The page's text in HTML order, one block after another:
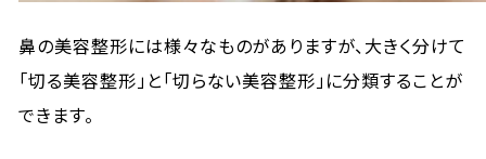
鼻の美容整形には様々なものがありますが、大きく分けて
「切る美容整形」と「切らない美容整形」に分類することが
できます。